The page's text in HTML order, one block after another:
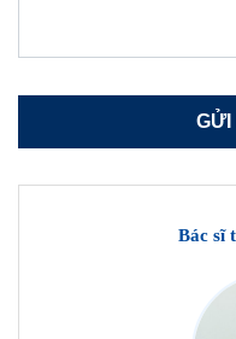
Bác sĩ